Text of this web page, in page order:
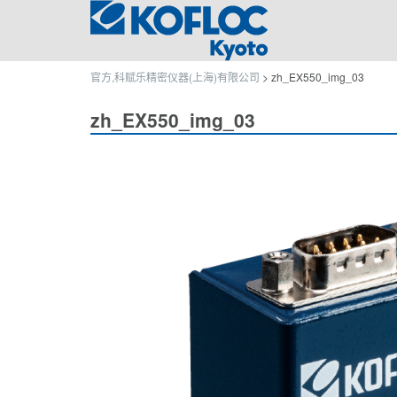
官方,科赋乐精密仪器(上海)有限公司 > zh_EX550_img_03
zh_EX550_img_03